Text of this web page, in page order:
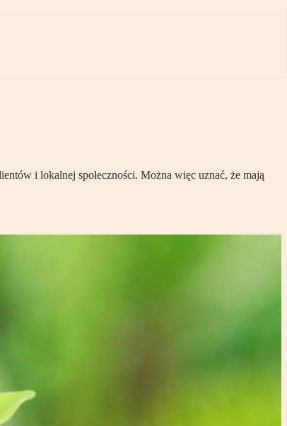
i lokalnej społeczności. Można więc uznać, że mają